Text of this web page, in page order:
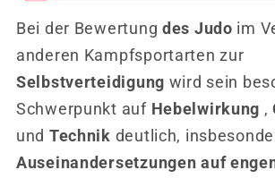
Bei der Bewertung des Judo im
anderen Kampfsportarten zur
Selbstverteidigung wird sein
Schwerpunkt auf Hebelwirkung ,
und Technik deutlich,
Auseinandersetzungen auf